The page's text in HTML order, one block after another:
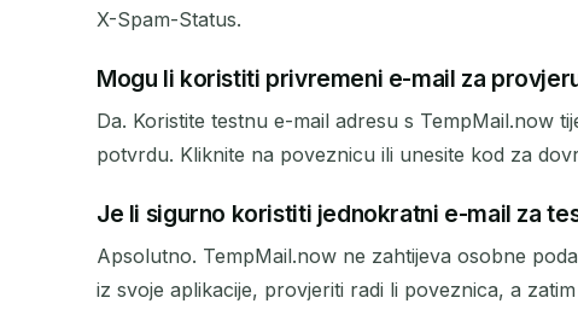
X-Spam-Status.
Mogu li koristiti privremeni e-mail za
Da. Koristite testnu e-mail adresu s TempMail.now
potvrdu. Kliknite na poveznicu ili unesite kod za
Je li sigurno koristiti jednokratni e-mail za
Apsolutno. TempMail.now ne zahtijeva osobne
iz svoje aplikacije, provjeriti radi li poveznica, a